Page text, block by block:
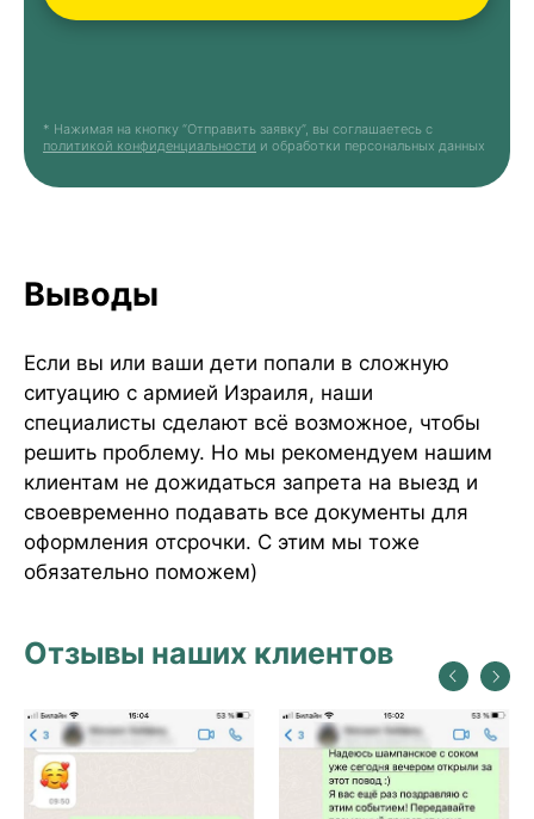
* Нажимая на кнопку “Отправить заявку”, вы соглашаетесь с
политикой конфиденциальности и обработки персональных данных
Выводы
Если вы или ваши дети попали в сложную
ситуацию с армией Израиля, наши
специалисты сделают всё возможное, чтобы
решить проблему. Но мы рекомендуем нашим
клиентам не дожидаться запрета на выезд и
своевременно подавать все документы для
оформления отсрочки. С этим мы тоже
обязательно поможем)
Отзывы наших клиентов